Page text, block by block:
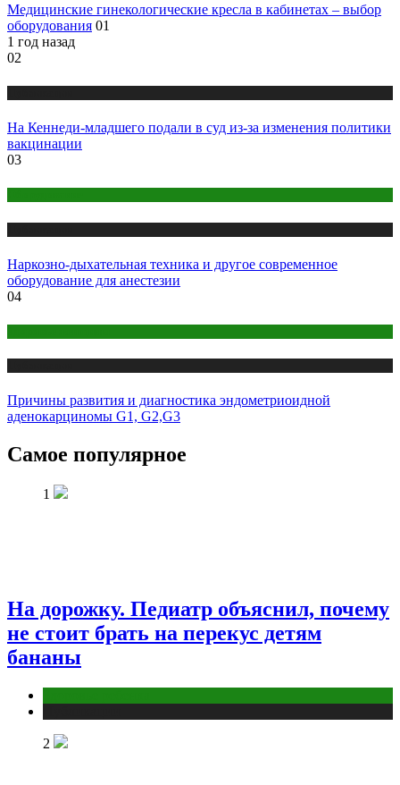
Медицинские гинекологические кресла в кабинетах – выбор
оборудования 01
1 год назад
02
На Кеннеди-младшего подали в суд из-за изменения политики
вакцинации
03
Наркозно-дыхательная техника и другое современное
оборудование для анестезии
04
Причины развития и диагностика эндометриоидной
аденокарциномы G1, G2,G3
Самое популярное
1
На дорожку. Педиатр объяснил, почему
не стоит брать на перекус детям
бананы
2